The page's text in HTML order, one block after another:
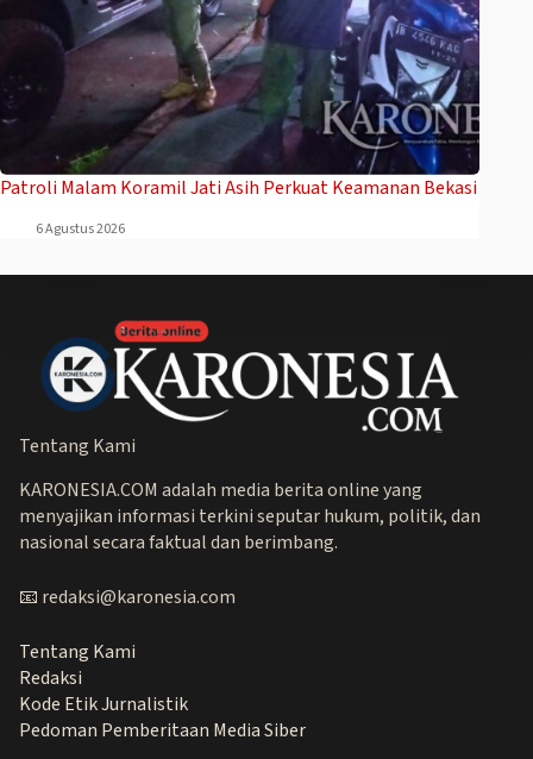
Patroli Malam Koramil Jati Asih Perkuat Keamanan Bekasi
6 Agustus 2026
Tentang Kami
KARONESIA.COM adalah media berita online yang
menyajikan informasi terkini seputar hukum, politik, dan
nasional secara faktual dan berimbang.
📧 redaksi@karonesia.com
Tentang Kami
Redaksi
Kode Etik Jurnalistik
Pedoman Pemberitaan Media Siber